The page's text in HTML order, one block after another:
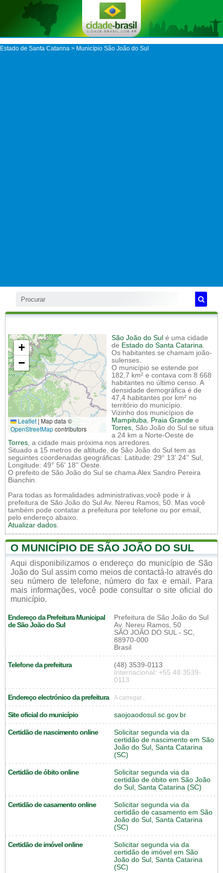
Estado de Santa Catarina > Município São João do Sul
+
−
Leaflet | Map data ©
OpenStreetMapcontributors
São João do Sul é uma cidade
de Estado do Santa Catarina.
Os habitantes se chamam joão-
sulenses.
O município se estende por
182,7 km² e contava com 8 668
habitantes no último censo. A
densidade demográfica é de
47,4 habitantes por km² no
território do município.
Vizinho dos municípios de
Mampituba, Praia Grande e
Torres, São João do Sul se situa
a 24 km a Norte-Oeste de
Torres, a cidade mais próxima nos arredores.
Situado a 15 metros de altitude, de São João do Sul tem as
seguintes coordenadas geográficas: Latitude: 29° 13' 24'' Sul,
Longitude: 49° 56' 18'' Oeste.
O prefeito de São João do Sul se chama Alex Sandro Pereira
Bianchin.
Para todas as formalidades administrativas,você pode ir à
prefeitura de São João do Sul Av. Nereu Ramos, 50. Mas você
também pode contatar a prefeitura por telefone ou por email,
pelo endereço abaixo.
Atualizar dados.
O MUNICÍPIO DE SÃO JOÃO DO SUL
Aqui disponibilizamos o endereço do município de São
João do Sul assim como meios de contactá-lo através do
seu número de telefone, número do fax e email. Para
mais informações, você pode consultar o site oficial do
município.
Endereço da Prefeitura Municipal
de São João do Sul
Prefeitura de São João do Sul
Av. Nereu Ramos, 50
SÃO JOÃO DO SUL - SC,
88970-000
Brasil
Telefone da prefeitura
(48) 3539-0113
Internacional: +55 48 3539-
0113
Endereço electrónico da prefeitura A carregar...
Site oficial do município saojoaodosul.sc.gov.br
Certidão de nascimento online
Solicitar segunda via da
certidão de nascimento em São
João do Sul, Santa Catarina
(SC)
Certidão de óbito online
Solicitar segunda via da
certidão de óbito em São João
do Sul, Santa Catarina (SC)
Certidão de casamento online
Solicitar segunda via da
certidão de casamento em São
João do Sul, Santa Catarina
(SC)
Certidão de imóvel online
Solicitar segunda via da
certidão de imóvel em São
João do Sul, Santa Catarina
(SC)